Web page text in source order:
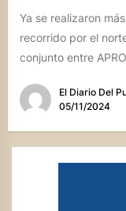
Ya se realizaron
recorrido por el
conjunto entre
El Diario Del
05/11/2024